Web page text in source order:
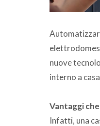
nuove
interno a
Vantaggi
Infatti, una